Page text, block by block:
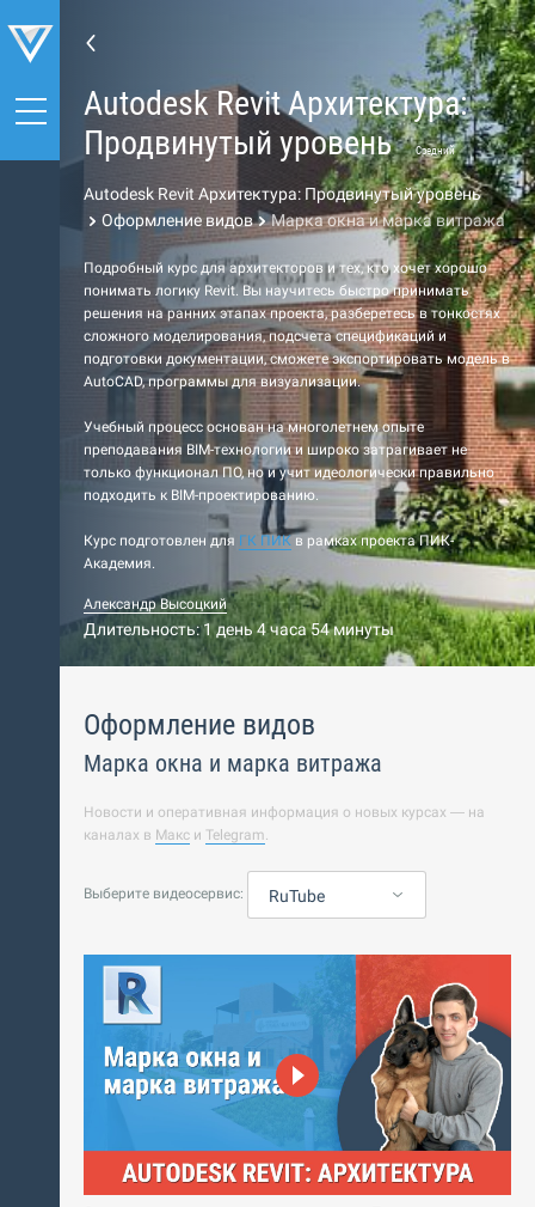
Autodesk Revit Архитектура:
Продвинутый уровень
Средний
Autodesk Revit Архитектура: Продвинутый уровень
Оформление видов
Марка окна и марка витража
Подробный курс для архитекторов и тех, кто хочет хорошо
понимать логику Revit. Вы научитесь быстро принимать
решения на ранних этапах проекта, разберетесь в тонкостях
сложного моделирования, подсчета спецификаций и
подготовки документации, сможете экспортировать модель в
AutoCAD, программы для визуализации.
Учебный процесс основан на многолетнем опыте
преподавания BIM-технологии и широко затрагивает не
только функционал ПО, но и учит идеологически правильно
подходить к BIM-проектированию.
Курс подготовлен для ГК ПИК в рамках проекта ПИК-
Академия.
Александр Высоцкий
Длительность: 1 день 4 часа 54 минуты
Оформление видов
Марка окна и марка витража
Новости и оперативная информация о новых курсах — на
каналах в Макс и Telegram.
Выберите видеосервис: RuTube